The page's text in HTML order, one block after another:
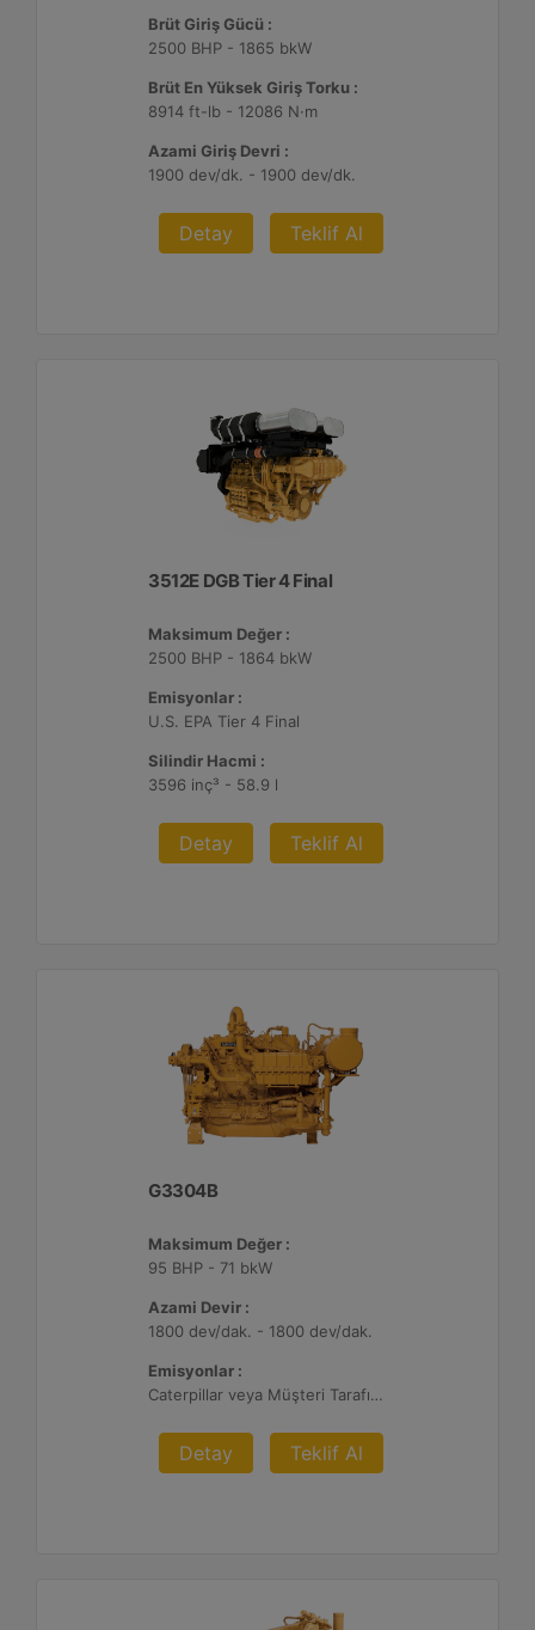
Brüt Giriş Gücü :
2500 BHP - 1865 bkW
Brüt En Yüksek Giriş Torku :
8914 ft-lb - 12086 N·m
Azami Giriş Devri :
1900 dev/dk. - 1900 dev/dk.
Detay Teklif Al
3512E DGB Tier 4 Final
Maksimum Değer :
2500 BHP - 1864 bkW
Emisyonlar :
U.S. EPA Tier 4 Final
Silindir Hacmi :
3596 inç³ - 58.9 l
Detay Teklif Al
G3304B
Maksimum Değer :
95 BHP - 71 bkW
Azami Devir :
1800 dev/dak. - 1800 dev/dak.
Emisyonlar :
Caterpillar veya Müşteri Tarafından Sağlanan AFRC ve Müşteri Tarafından Sağlanan Atık Arıtma ile NSPS Saha Uyumluluğuna Sahiptir, 0,5 ve 1,0 g/bhp-sa. NOx
Detay Teklif Al